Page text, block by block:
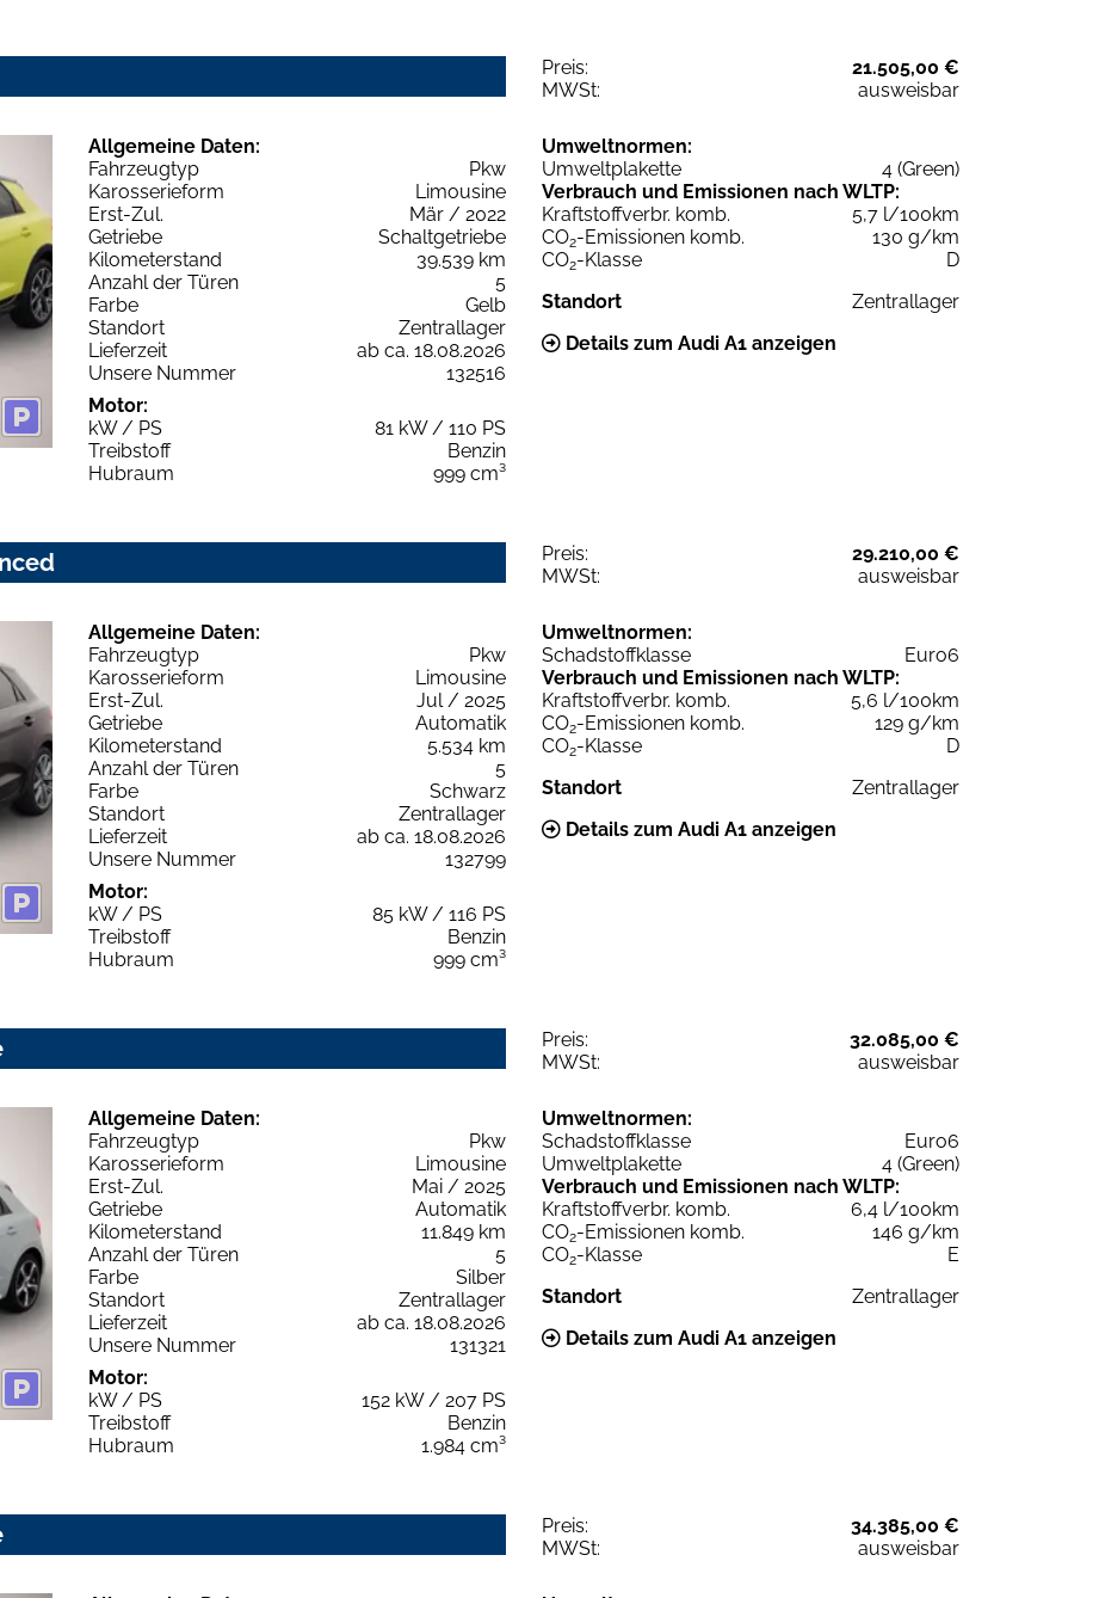
Preis:
21.505,00 €
MWSt:
ausweisbar
Allgemeine Daten:
Fahrzeugtyp
Pkw
Karosserieform
Limousine
Erst-Zul.
Mär / 2022
Getriebe
Schaltgetriebe
Kilometerstand
39.539 km
Anzahl der Türen
5
Farbe
Gelb
Standort
Zentrallager
Lieferzeit
ab ca. 18.08.2026
Unsere Nummer
132516
Motor:
kW / PS
81 kW / 110 PS
Treibstoff
Benzin
Hubraum
999 cm³
Umweltnormen:
Umweltplakette
4 (Green)
Verbrauch und Emissionen nach WLTP:
Kraftstoffverbr. komb.
5,7 l/100km
CO2-Emissionen komb.
130 g/km
CO2-Klasse
D
Standort
Zentrallager
Details zum Audi A1 anzeigen
Preis:
29.210,00 €
MWSt:
ausweisbar
Allgemeine Daten:
Fahrzeugtyp
Pkw
Karosserieform
Limousine
Erst-Zul.
Jul / 2025
Getriebe
Automatik
Kilometerstand
5.534 km
Anzahl der Türen
5
Farbe
Schwarz
Standort
Zentrallager
Lieferzeit
ab ca. 18.08.2026
Unsere Nummer
132799
Motor:
kW / PS
85 kW / 116 PS
Treibstoff
Benzin
Hubraum
999 cm³
Umweltnormen:
Schadstoffklasse
Euro6
Verbrauch und Emissionen nach WLTP:
Kraftstoffverbr. komb.
5,6 l/100km
CO2-Emissionen komb.
129 g/km
CO2-Klasse
D
Standort
Zentrallager
Details zum Audi A1 anzeigen
Preis:
32.085,00 €
MWSt:
ausweisbar
Allgemeine Daten:
Fahrzeugtyp
Pkw
Karosserieform
Limousine
Erst-Zul.
Mai / 2025
Getriebe
Automatik
Kilometerstand
11.849 km
Anzahl der Türen
5
Farbe
Silber
Standort
Zentrallager
Lieferzeit
ab ca. 18.08.2026
Unsere Nummer
131321
Motor:
kW / PS
152 kW / 207 PS
Treibstoff
Benzin
Hubraum
1.984 cm³
Umweltnormen:
Schadstoffklasse
Euro6
Umweltplakette
4 (Green)
Verbrauch und Emissionen nach WLTP:
Kraftstoffverbr. komb.
6,4 l/100km
CO2-Emissionen komb.
146 g/km
CO2-Klasse
E
Standort
Zentrallager
Details zum Audi A1 anzeigen
Preis:
34.385,00 €
MWSt:
ausweisbar